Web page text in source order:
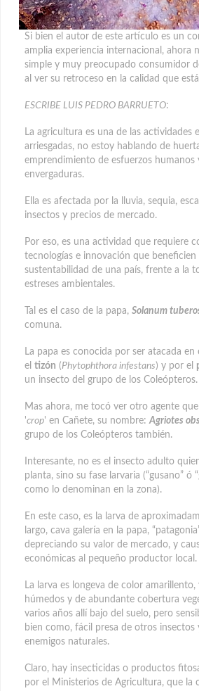
Si bien el autor de este artículo es un
amplia experiencia internacional, ahora
simple y muy preocupado consumidor
al ver su retroceso en la calidad que
ESCRIBE LUIS PEDRO BARRUETO:
La agricultura es una de las actividades
arriesgadas, no estoy hablando de
emprendimiento de esfuerzos humanos
envergaduras.
Ella es afectada por la lluvia, sequia,
insectos y precios de mercado.
Por eso, es una actividad que requiere
tecnologías e innovación que beneficien
sustentabilidad de una país, frente a la
estreses ambientales.
Tal es el caso de la papa, Solanum
comuna.
La papa es conocida por ser atacada
el tizón (Phytophthora infestans) y por el
un insecto del grupo de los Coleópteros.
Mas ahora, me tocó ver otro agente
'crop' en Cañete, su nombre:Agriotes
grupo de los Coleópteros también.
Interesante, no es el insecto adulto
planta, sino su fase larvaria (“gusano” ó
como lo denominan en la zona).
En este caso, es la larva de
largo, cava galería en la papa,
depreciando su valor de mercado, y
económicas al pequeño productor local.
La larva es longeva de color
húmedos y de abundante cobertura
varios años allí bajo del suelo, pero
bien como, fácil presa de otros insectos
enemigos naturales.
Claro, hay insecticidas o productos
por el Ministerios de Agricultura, que la